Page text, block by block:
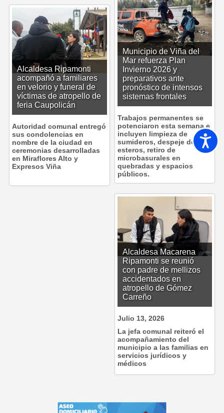
Municipio de Viña del
Mar refuerza Plan
Invierno 2026 y
preparativos ante
pronóstico de intensos
sistemas frontales
Trabajos permanentes se
potenciaron esta semana e
incluyen limpieza de
sumideros, despeje de
esteros, retiro de
microbasurales en
quebradas y espacios
públicos.
Alcaldesa Ripamonti
acompañó a familiares
en velorio y funeral de
víctimas de atropello de
feria Caupolicán
Autoridad comunal entregó
sus condolencias en
nombre de la ciudad en
ceremonias desarrolladas
en Miraflores Alto y
Expresos Viña
Alcaldesa Macarena
Ripamonti se reunió
con padre de mellizos
accidentados en
atropello de Gómez
Carreño
Julio 13, 2026
La jefa comunal reiteró el
acompañamiento del
municipio a las familias en
servicios jurídicos y
médicos